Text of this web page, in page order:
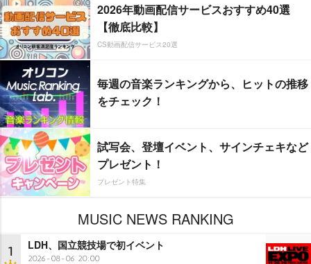
2026年動画配信サービスおすすめ40選
【徹底比較】
CS動画配信サービス20選
毎週の音楽ランキングから、ヒットの推移
をチェック！
試写会、登壇イベント、サインチェキなど
プレゼント！
プレゼント特集
MUSIC NEWS RANKING
1 LDH、国立競技場で初イベント
2026-08-06 20:00